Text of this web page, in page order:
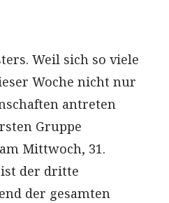
Weil sich so viele
Woche nicht nur
antreten
Gruppe
Mittwoch, 31.
ist der dritte
der gesamten